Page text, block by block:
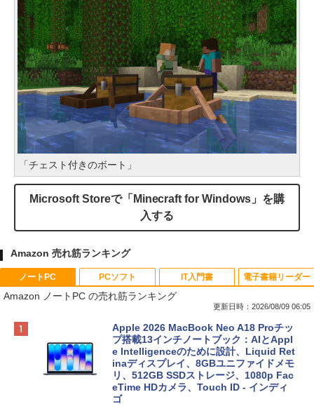
「チェスト付きのボート」
Microsoft Storeで「Minecraft for Windows」を購
入する
Amazon 売れ筋ランキング
ノートPC
Amazon ノートPC の売れ筋ランキング
更新日時：2026/08/09 06:05
Apple 2026 MacBook Neo A18 Proチッ
プ搭載13インチノートブック：AIとAppl
e Intelligenceのために設計、Liquid Ret
inaディスプレイ、8GBユニファイドメモ
リ、512GB SSDストレージ、1080p Fac
eTime HDカメラ、Touch ID - インディ
ゴ
PCソフト IT入門書 電子書籍リーダー